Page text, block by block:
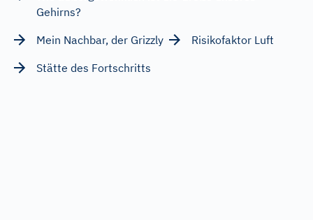
Gehirns?
Mein Nachbar, der Grizzly
Risikofaktor Luft
Stätte des Fortschritts